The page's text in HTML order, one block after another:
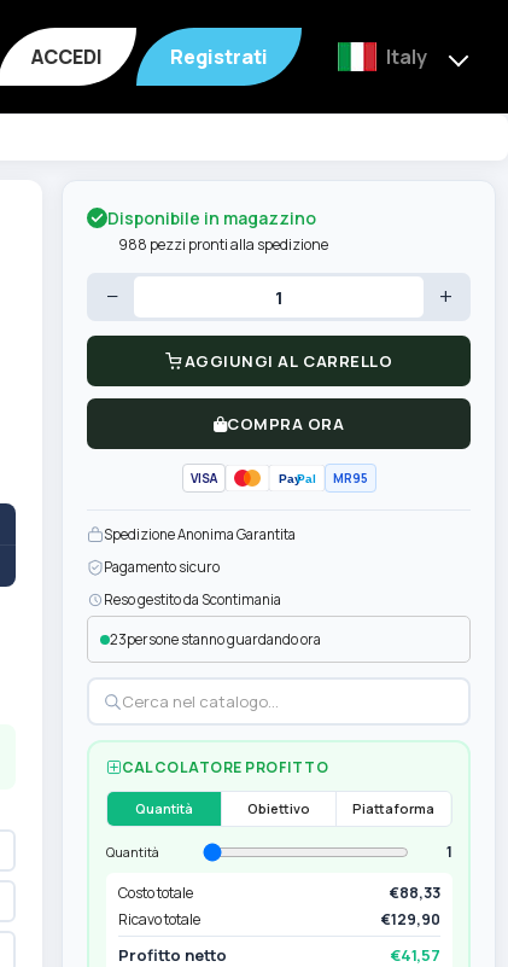
ACCEDI Registrati Italy
Disponibile in magazzino
988 pezzi pronti alla spedizione
− +
AGGIUNGI AL CARRELLO
COMPRA ORA
VISA PayPal MR95
Spedizione Anonima Garantita
Pagamento sicuro
Reso gestito da Scontimania
23persone stanno guardando ora
CALCOLATORE PROFITTO
Quantità Obiettivo Piattaforma
Quantità
1
Costo totale
€88,33
Ricavo totale
€129,90
Profitto netto €41,57